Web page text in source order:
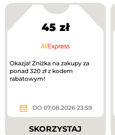
45 zł
Okazja! Zniżka na zakupy za
ponad 320 zł z kodem
rabatowym!
DO 07.08.2026 23:59
SKORZYSTAJ